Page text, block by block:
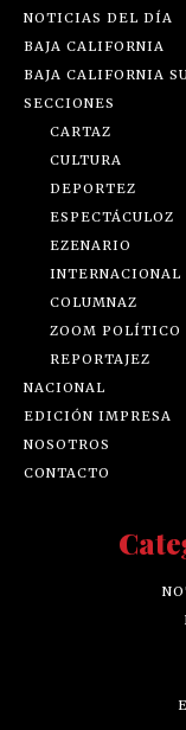
NOTICIAS DEL DÍA
BAJA CALIFORNIA
BAJA CALIFORNIA
SECCIONES
CARTAZ
CULTURA
DEPORTEZ
ESPECTÁCULOZ
EZENARIO
INTERNACIONAL
COLUMNAZ
ZOOM POLÍTICO
REPORTAJEZ
NACIONAL
EDICIÓN IMPRESA
NOSOTROS
CONTACTO